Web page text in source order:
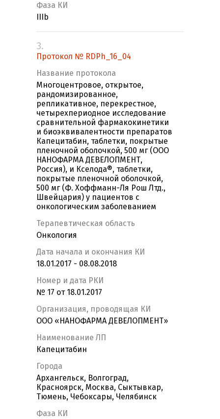
Фаза КИ
IIIb
3.
Протокол № RDPh_16_04
Название протокола
Многоцентровое, открытое,
рандомизированное,
репликативное, перекрестное,
четырехпериодное исследование
сравнительной фармакокинетики
и биоэквивалентности препаратов
Капецитабин, таблетки, покрытые
пленочной оболочкой, 500 мг (ООО
НАНОФАРМА ДЕВЕЛОПМЕНТ,
Россия), и Кселода®, таблетки,
покрытые пленочной оболочкой,
500 мг (Ф. Хоффманн-Ля Рош Лтд.,
Швейцария) у пациентов с
онкологическим заболеванием
Терапевтическая область
Онкология
Дата начала и окончания КИ
18.01.2017 - 08.08.2018
Номер и дата РКИ
№ 17 от 18.01.2017
Организация, проводящая КИ
ООО «НАНОФАРМА ДЕВЕЛОПМЕНТ»
Наименование ЛП
Капецитабин
Города
Архангельск, Волгоград,
Красноярск, Москва, Сыктывкар,
Тюмень, Чебоксары, Челябинск
Фаза КИ